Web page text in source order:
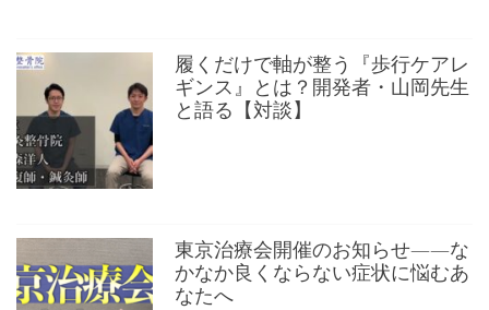
履くだけで軸が整う『歩行ケアレ
ギンス』とは？開発者・山岡先生
と語る【対談】
東京治療会開催のお知らせ——な
かなか良くならない症状に悩むあ
なたへ